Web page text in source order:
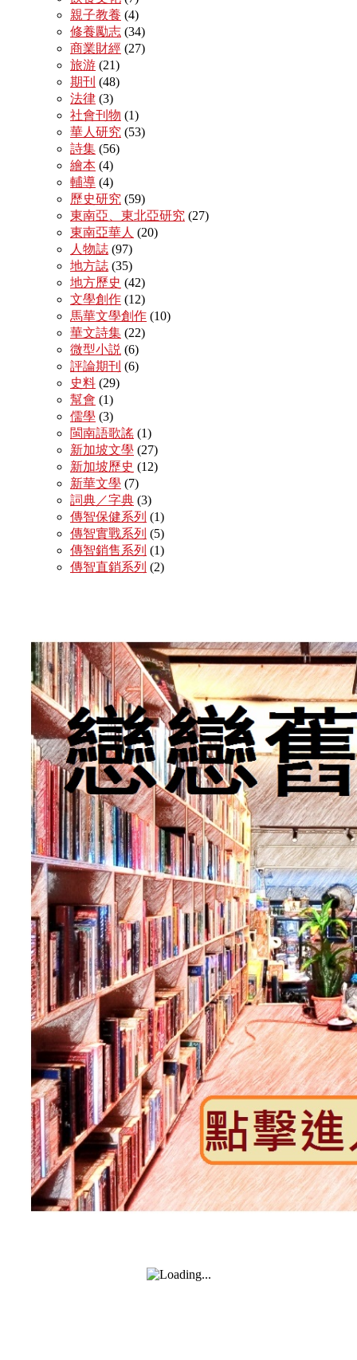
親子教養 (4)
修養勵志 (34)
商業財經 (27)
旅游 (21)
期刊 (48)
法律 (3)
社會刊物 (1)
華人研究 (53)
詩集 (56)
繪本 (4)
輔導 (4)
歷史研究 (59)
東南亞、東北亞研究 (27)
東南亞華人 (20)
人物誌 (97)
地方誌 (35)
地方歷史 (42)
文學創作 (12)
馬華文學創作 (10)
華文詩集 (22)
微型小説 (6)
評論期刊 (6)
史料 (29)
幫會 (1)
儒學 (3)
閩南語歌謠 (1)
新加坡文學 (27)
新加坡歷史 (12)
新華文學 (7)
詞典／字典 (3)
傳智保健系列 (1)
傳智實戰系列 (5)
傳智銷售系列 (1)
傳智直銷系列 (2)